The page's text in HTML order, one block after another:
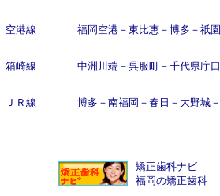
空港線 福岡空港－ 東比恵－ 博多 － 祇園
箱崎線 中洲川端－ 呉服町－ 千代県庁口
ＪＲ線 博多 － 南福岡 － 春日 － 大野城－
矯正歯科ナビ
福岡の矯正歯科